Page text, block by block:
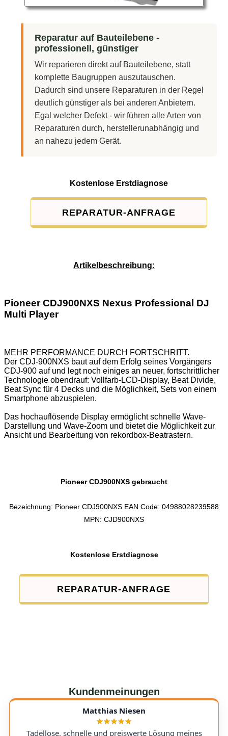
Reparatur auf Bauteilebene -
professionell, günstiger
Wir reparieren direkt auf Bauteilebene, statt
komplette Baugruppen auszutauschen.
Dadurch sind unsere Reparaturen in der Regel
deutlich günstiger als bei anderen Anbietern.
Egal welcher Defekt - wir führen alle Arten von
Reparaturen durch, herstellerunabhängig und
an nahezu jedem Gerät.
Kostenlose Erstdiagnose
REPARATUR-ANFRAGE
Artikelbeschreibung:
Pioneer CDJ900NXS Nexus Professional DJ
Multi Player
MEHR PERFORMANCE DURCH FORTSCHRITT.
Der CDJ-900NXS baut auf dem Erfolg seines Vorgängers
CDJ-900 auf und legt noch einiges an neuer, fortschrittlicher
Technologie obendrauf: Vollfarb-LCD-Display, Beat Divide,
Beat Sync für 4 Decks und die Möglichkeit, Sets von einem
Smartphone abzuspielen.
Das hochauflösende Display ermöglicht schnelle Wave-
Darstellung und Wave-Zoom und bietet die Möglichkeit zur
Ansicht und Bearbeitung von rekordbox-Beatrastern.
Pioneer CDJ900NXS gebraucht
Bezeichnung: Pioneer CDJ900NXS EAN Code: 04988028239588
MPN: CJD900NXS
Kostenlose Erstdiagnose
REPARATUR-ANFRAGE
Kundenmeinungen
Matthias Niesen
Tadellose, schnelle und preiswerte Lösung meines